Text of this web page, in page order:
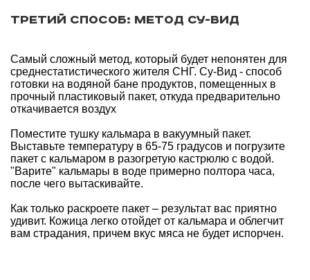
Третий способ: метод Су-вид
Самый сложный метод, который будет непонятен для
среднестатистического жителя СНГ. Су-Вид - способ
готовки на водяной бане продуктов, помещенных в
прочный пластиковый пакет, откуда предварительно
откачивается воздух
Поместите тушку кальмара в вакуумный пакет.
Выставьте температуру в 65-75 градусов и погрузите
пакет с кальмаром в разогретую кастрюлю с водой.
"Варите" кальмары в воде примерно полтора часа,
после чего вытаскивайте.
Как только раскроете пакет – результат вас приятно
удивит. Кожица легко отойдет от кальмара и облегчит
вам страдания, причем вкус мяса не будет испорчен.